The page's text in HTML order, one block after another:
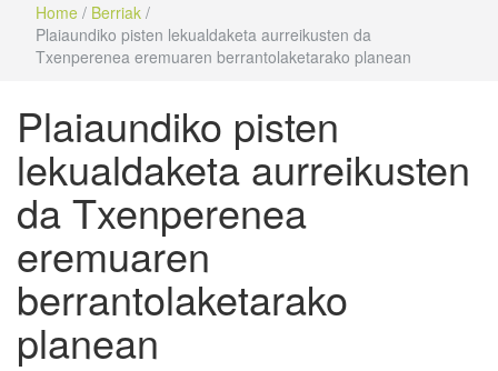
Home / Berriak /
Plaiaundiko pisten lekualdaketa aurreikusten da
Txenperenea eremuaren berrantolaketarako planean
Plaiaundiko pisten
lekualdaketa aurreikusten
da Txenperenea
eremuaren
berrantolaketarako
planean